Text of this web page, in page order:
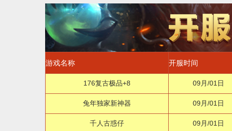
游戏名称 开服时间
176复古极品+8 09月/01日
兔年独家新神器 09月/01日
千人古惑仔 09月/01日